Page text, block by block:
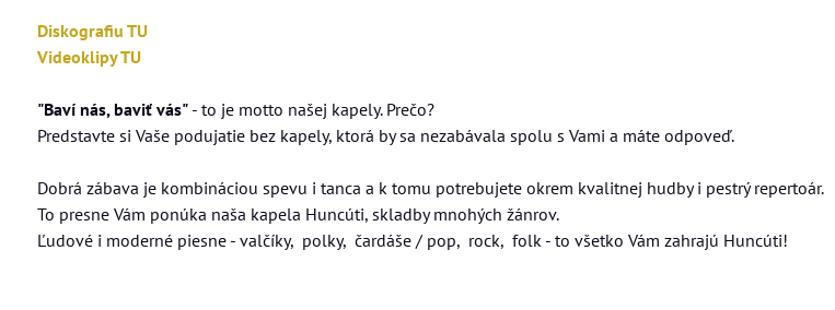
Diskografiu TU
Videoklipy TU
"Baví nás, baviť vás"- to je motto našej kapely. Prečo?
Predstavte si Vaše podujatie bez kapely, ktorá by sa nezabávala spolu s Vami a máte odpoveď.
Dobrá zábava je kombináciou spevu i tanca a k tomu potrebujete okrem kvalitnej hudby i pestrý repertoár.
To presne Vám ponúka naša kapela Huncúti, skladby mnohých žánrov.
Ľudové i moderné piesne - valčíky, polky, čardáše / pop, rock, folk - to všetko Vám zahrajú Huncúti!